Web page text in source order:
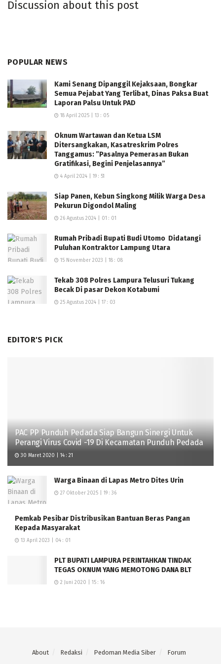
dukungan terhadap anak-anak panti asuhan terus
terjaga, sekaligus memperkuat komitmen bersama
dalam membangun kesejahteraan sosial di Provinsi
Discussion about this post
POPULAR NEWS
Kami Senang Dipanggil Kejaksaan, Bongkar
Semua Pejabat Yang Terlibat, Dinas Paksa Buat
Laporan Palsu Untuk PAD
18 April 2025 | 13 : 05
Oknum Wartawan dan Ketua LSM
Ditersangkakan, Kasatreskrim Polres
Tanggamus: ”Pasalnya Pemerasan Bukan
Gratifikasi, Begini Penjelasannya”
4 April 2024 | 19 : 51
Siap Panen, Kebun Singkong Milik Warga Desa
Pekurun Digondol Maling
26 Agustus 2024 | 01 : 01
Rumah Pribadi Bupati Budi Utomo Didatangi
Puluhan Kontraktor Lampung Utara
15 November 2023 | 18 : 08
Tekab 308 Polres Lampura Telusuri Tukang
Becak Di pasar Dekon Kotabumi
25 Agustus 2024 | 17 : 03
EDITOR'S PICK
PAC PP Punduh Pedada Siap Bangun Sinergi Untuk
Perangi Virus Covid -19 Di Kecamatan Punduh Pedada
30 Maret 2020 | 14 : 21
Warga Binaan di Lapas Metro Dites Urin
27 Oktober 2025 | 19 : 36
Pemkab Pesibar Distribusikan Bantuan Beras Pangan
Kepada Masyarakat
13 April 2023 | 04 : 01
PLT BUPATI LAMPURA PERINTAHKAN TINDAK
TEGAS OKNUM YANG MEMOTONG DANA BLT
2 Juni 2020 | 15 : 16
About Redaksi Pedoman Media Siber Forum